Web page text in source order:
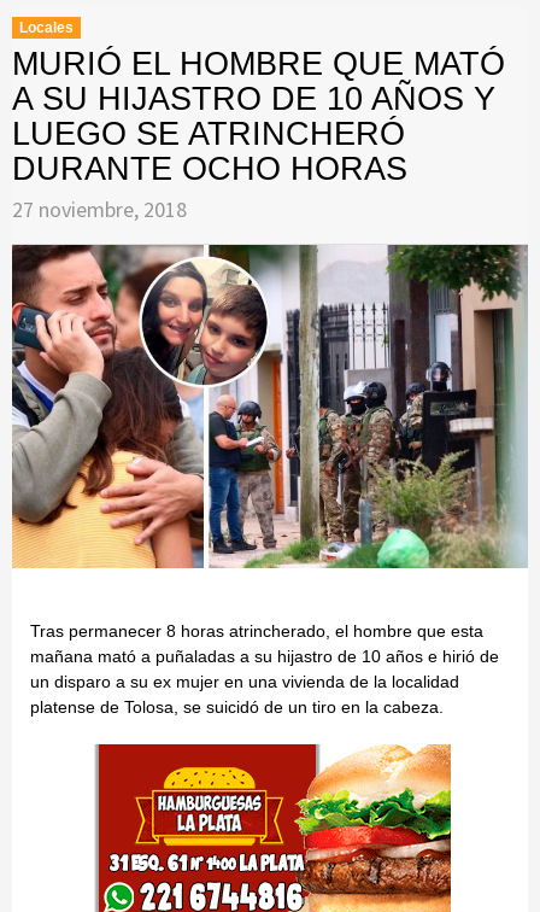
Locales
MURIÓ EL HOMBRE QUE MATÓ
A SU HIJASTRO DE 10 AÑOS Y
LUEGO SE ATRINCHERÓ
DURANTE OCHO HORAS
27 noviembre, 2018
Tras permanecer 8 horas atrincherado, el hombre que esta
mañana mató a puñaladas a su hijastro de 10 años e hirió de
un disparo a su ex mujer en una vivienda de la localidad
platense de Tolosa, se suicidó de un tiro en la cabeza.